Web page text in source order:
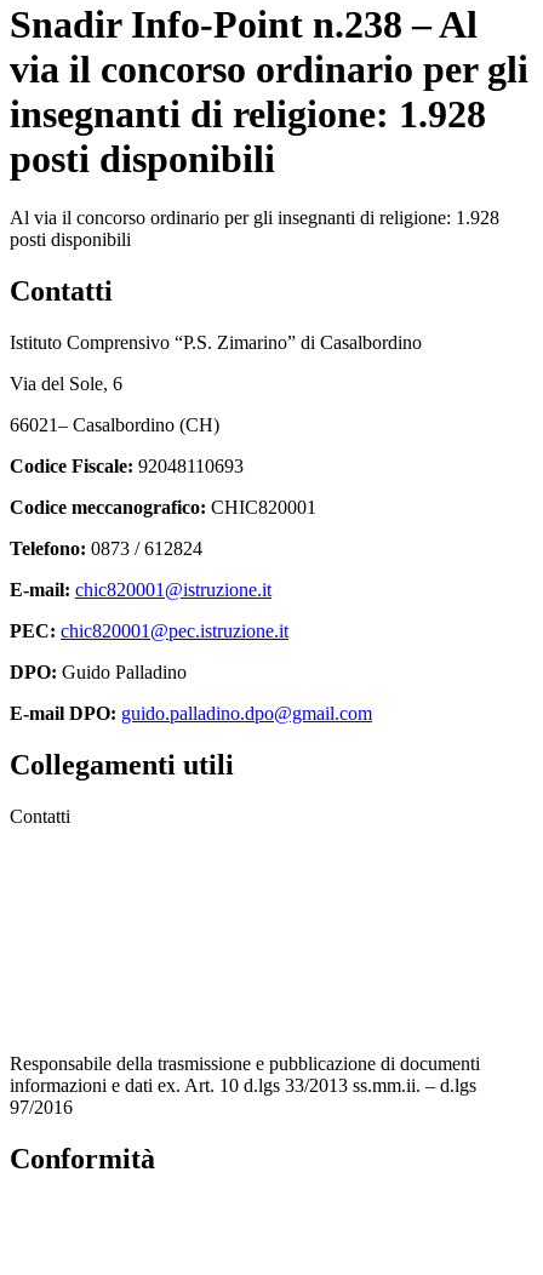
Snadir Info-Point n.238 – Al
via il concorso ordinario per gli
insegnanti di religione: 1.928
posti disponibili
Al via il concorso ordinario per gli insegnanti di religione: 1.928
posti disponibili
Contatti
Istituto Comprensivo “P.S. Zimarino” di Casalbordino
Via del Sole, 6
66021– Casalbordino (CH)
Codice Fiscale: 92048110693
Codice meccanografico: CHIC820001
Telefono: 0873 / 612824
E-mail: chic820001@istruzione.it
PEC: chic820001@pec.istruzione.it
DPO: Guido Palladino
E-mail DPO: guido.palladino.dpo@gmail.com
Collegamenti utili
Contatti
Responsabile della trasmissione e pubblicazione di documenti
informazioni e dati ex. Art. 10 d.lgs 33/2013 ss.mm.ii. – d.lgs
97/2016
Conformità